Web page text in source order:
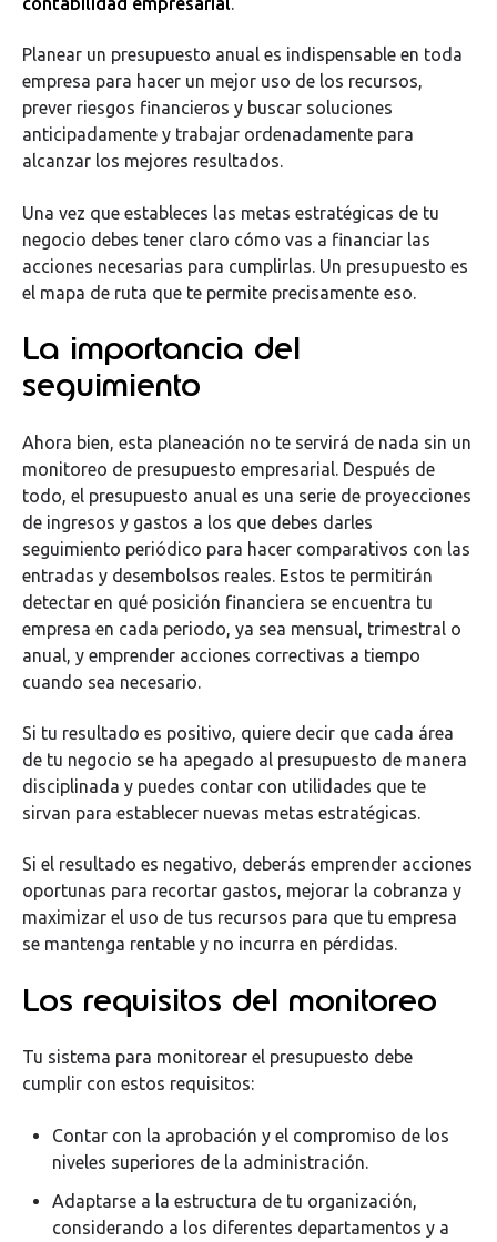
Planear un presupuesto anual es indispensable en toda
empresa para hacer un mejor uso de los recursos,
prever riesgos financieros y buscar soluciones
anticipadamente y trabajar ordenadamente para
alcanzar los mejores resultados.
Una vez que estableces las metas estratégicas de tu
negocio debes tener claro cómo vas a financiar las
acciones necesarias para cumplirlas. Un presupuesto es
el mapa de ruta que te permite precisamente eso.
La importancia del
seguimiento
Ahora bien, esta planeación no te servirá de nada sin un
monitoreo de presupuesto empresarial. Después de
todo, el presupuesto anual es una serie de proyecciones
de ingresos y gastos a los que debes darles
seguimiento periódico para hacer comparativos con las
entradas y desembolsos reales. Estos te permitirán
detectar en qué posición financiera se encuentra tu
empresa en cada periodo, ya sea mensual, trimestral o
anual, y emprender acciones correctivas a tiempo
cuando sea necesario.
Si tu resultado es positivo, quiere decir que cada área
de tu negocio se ha apegado al presupuesto de manera
disciplinada y puedes contar con utilidades que te
sirvan para establecer nuevas metas estratégicas.
Si el resultado es negativo, deberás emprender acciones
oportunas para recortar gastos, mejorar la cobranza y
maximizar el uso de tus recursos para que tu empresa
se mantenga rentable y no incurra en pérdidas.
Los requisitos del monitoreo
Tu sistema para monitorear el presupuesto debe
cumplir con estos requisitos:
Contar con la aprobación y el compromiso de los
niveles superiores de la administración.
Adaptarse a la estructura de tu organización,
considerando a los diferentes departamentos y a